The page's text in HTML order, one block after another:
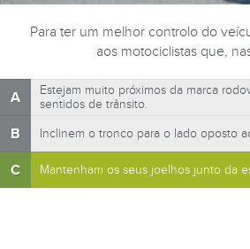
Para ter um melhor controlo do
aos motociclistas que,
A
Estejam muito próximos da marca
sentidos de trânsito.
B Inclinem o tronco para o lado oposto
C Mantenham os seus joelhos junto da